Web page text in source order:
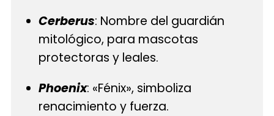
Cerberus: Nombre del guardián
mitológico, para mascotas
protectoras y leales.
Phoenix: «Fénix», simboliza
renacimiento y fuerza.